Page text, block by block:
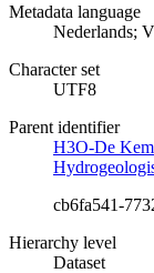
Metadata language
Nederlands;
Character set
UTF8
Parent identifier
H3O-De
cb6fa541-
Hierarchy level
Dataset